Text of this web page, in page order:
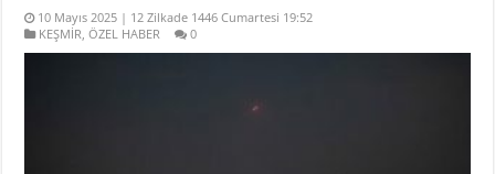
10 Mayıs 2025 | 12 Zilkade 1446 Cumartesi 19:52
KEŞMİR,ÖZEL HABER 0